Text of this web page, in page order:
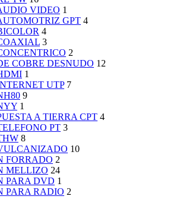
VIDEO 1
GPT 4
4
3
2
COBRE DESNUDO 12
1
UTP 7
9
1
A TIERRA CPT 4
PT 3
8
10
FORRADO 2
MELLIZO 24
PARA DVD 1
PARA RADIO 2